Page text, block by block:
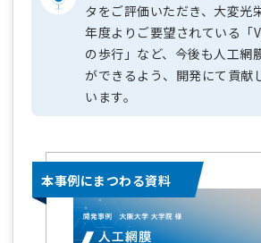
タをご評価いただき、大変光
年度よりご要望されている「
の歩行」など、今後も人工網
ができるよう、開発にて貢献
います。
本事例にまつわる資料